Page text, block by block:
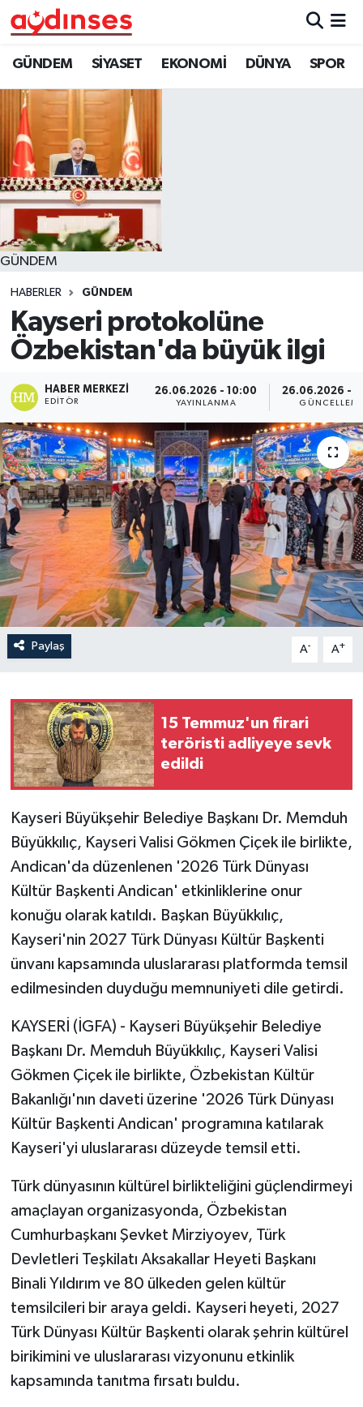
GÜNDEM SİYASET EKONOMİ DÜNYA SPOR
GÜNDEM
HABERLER GÜNDEM
Kayseri protokolüne
Özbekistan'da büyük ilgi
HABER MERKEZI
EDITÖR
26.06.2026 - 10:00
YAYINLANMA
26.06.2026 -
Paylaş A- A+
15 Temmuz'un firari
teröristi adliyeye sevk
edildi
Kayseri Büyükşehir Belediye Başkanı Dr. Memduh
Büyükkılıç, Kayseri Valisi Gökmen Çiçek ile birlikte,
Andican'da düzenlenen '2026 Türk Dünyası
Kültür Başkenti Andican' etkinliklerine onur
konuğu olarak katıldı. Başkan Büyükkılıç,
Kayseri'nin 2027 Türk Dünyası Kültür Başkenti
ünvanı kapsamında uluslararası platformda temsil
edilmesinden duyduğu memnuniyeti dile getirdi.
KAYSERİ (İGFA) - Kayseri Büyükşehir Belediye
Başkanı Dr. Memduh Büyükkılıç, Kayseri Valisi
Gökmen Çiçek ile birlikte, Özbekistan Kültür
Bakanlığı'nın daveti üzerine '2026 Türk Dünyası
Kültür Başkenti Andican' programına katılarak
Kayseri'yi uluslararası düzeyde temsil etti.
Türk dünyasının kültürel birlikteliğini güçlendirmeyi
amaçlayan organizasyonda, Özbekistan
Cumhurbaşkanı Şevket Mirziyoyev, Türk
Devletleri Teşkilatı Aksakallar Heyeti Başkanı
Binali Yıldırım ve 80 ülkeden gelen kültür
temsilcileri bir araya geldi. Kayseri heyeti, 2027
Türk Dünyası Kültür Başkenti olarak şehrin kültürel
birikimini ve uluslararası vizyonunu etkinlik
kapsamında tanıtma fırsatı buldu.
GÜNDEM
SİYASET
EKONOMİ
DÜNYA
SPOR
MAGAZİN
Nöbetçi Eczaneler
Hava Durumu
Aydin Namaz Vakitleri
Trafik Durumu
Süper Lig Puan Durumu ve Fikstür
Tüm Manşetler
Son Dakika Haberleri
Haber Arşivi